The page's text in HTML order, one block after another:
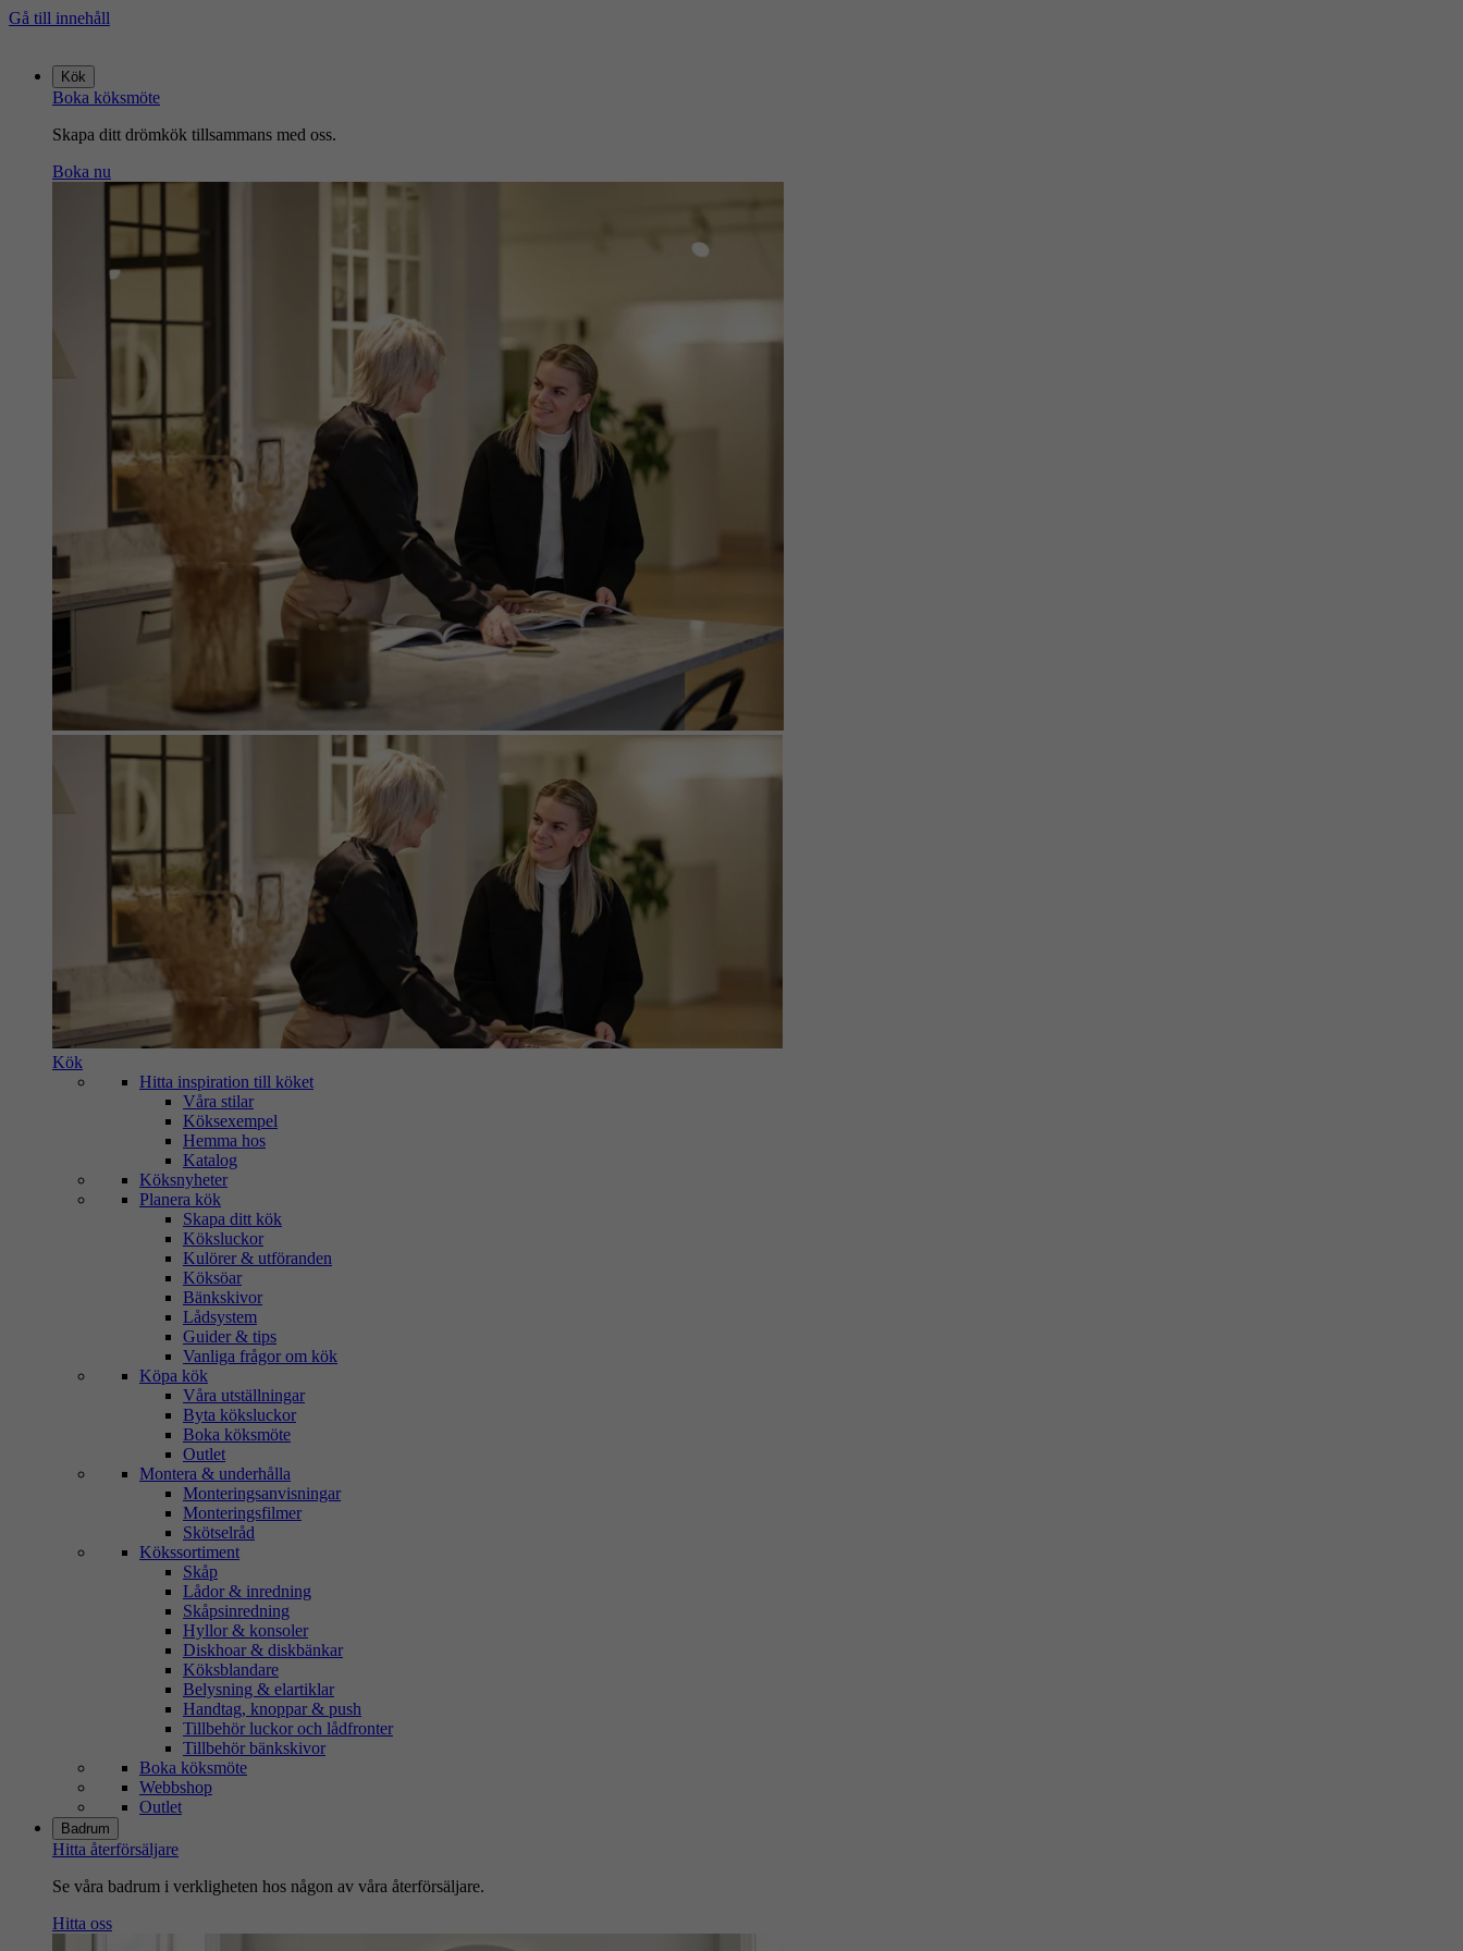
Gå till innehåll
startsidan
Kök
Boka köksmöte
Skapa ditt drömkök tillsammans med oss.
Boka nu
Kök
Hitta inspiration till köket
Våra stilar
Köksexempel
Hemma hos
Katalog
Köksnyheter
Planera kök
Skapa ditt kök
Köksluckor
Kulörer & utföranden
Köksöar
Bänkskivor
Lådsystem
Guider & tips
Vanliga frågor om kök
Köpa kök
Våra utställningar
Byta köksluckor
Boka köksmöte
Outlet
Montera & underhålla
Monteringsanvisningar
Monteringsfilmer
Skötselråd
Kökssortiment
Skåp
Lådor & inredning
Skåpsinredning
Hyllor & konsoler
Diskhoar & diskbänkar
Köksblandare
Belysning & elartiklar
Handtag, knoppar & push
Tillbehör luckor och lådfronter
Tillbehör bänkskivor
Boka köksmöte
Webbshop
Outlet
Badrum
Hitta återförsäljare
Se våra badrum i verkligheten hos någon av våra återförsäljare.
Hitta oss